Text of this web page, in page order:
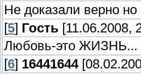
Не доказали верно
[5] Гость [11.06.2008,
Любовь-это ЖИЗНЬ...
[6] 16441644